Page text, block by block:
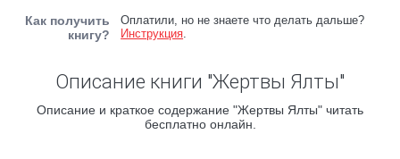
Как получить
книгу?
Оплатили, но не знаете что делать дальше?
Инструкция.
Описание книги "Жертвы Ялты"
Описание и краткое содержание "Жертвы Ялты" читать
бесплатно онлайн.